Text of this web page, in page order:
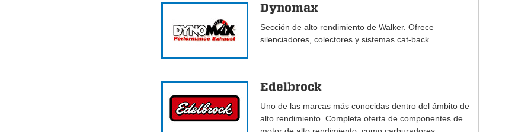
Dynomax
Sección de alto rendimiento de Walker. Ofrece
silenciadores, colectores y sistemas cat-back.
Edelbrock
Uno de las marcas más conocidas dentro del ámbito de
alto rendimiento. Completa oferta de componentes de